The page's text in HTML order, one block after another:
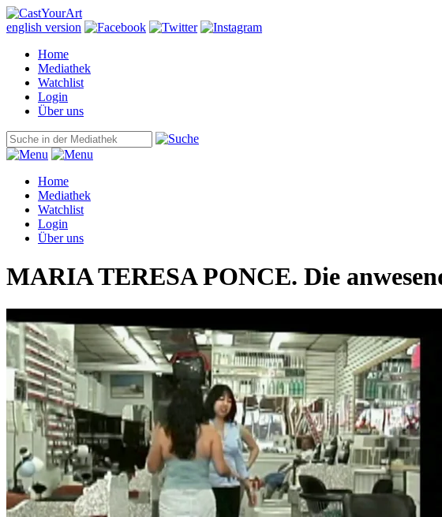
english version
Home
Mediathek
Watchlist
Login
Über uns
Home
Mediathek
Watchlist
Login
Über uns
MARIA TERESA PONCE. Die